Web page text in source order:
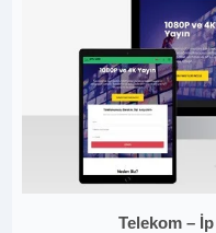
Telekom –